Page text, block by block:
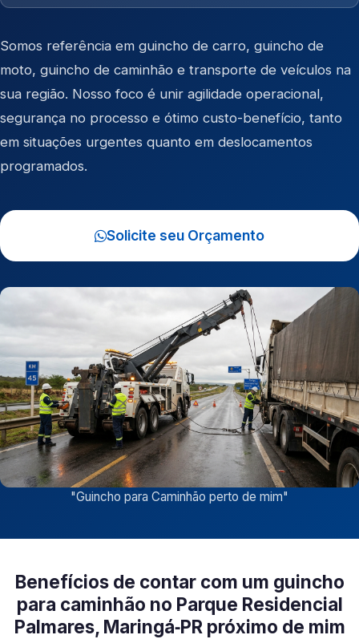
Somos referência em guincho de carro, guincho de
moto, guincho de caminhão e transporte de veículos na
sua região. Nosso foco é unir agilidade operacional,
segurança no processo e ótimo custo-benefício, tanto
em situações urgentes quanto em deslocamentos
programados.
Solicite seu Orçamento
"Guincho para Caminhão perto de mim"
Benefícios de contar com um guincho
para caminhão no Parque Residencial
Palmares, Maringá‑PR próximo de mim